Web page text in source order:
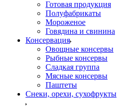
Готовая продукция
Полуфабрикаты
Мороженое
Говядина и свинина
Консервация
Овощные консервы
Рыбные консервы
Сладкая группа
Мясные консервы
Паштеты
Снеки, орехи, сухофрукты